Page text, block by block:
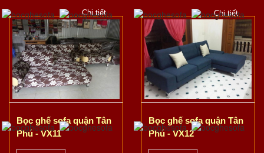
Chi tiết Chi tiết
Bọc ghế sofa quận Tân
Phú - VX11
Bọc ghế sofa quận Tân
Phú - VX12